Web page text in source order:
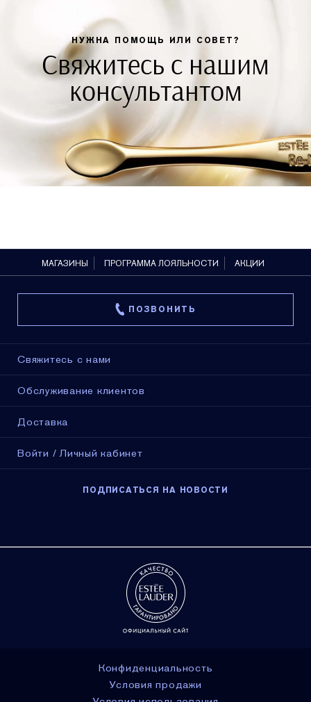
НУЖНА ПОМОЩЬ ИЛИ СОВЕТ?
Свяжитесь с нашим
консультантом
МАГАЗИНЫ ПРОГРАММА ЛОЯЛЬНОСТИ АКЦИИ
ПОЗВОНИТЬ
Свяжитесь с нами
Обслуживание клиентов
Доставка
Войти / Личный кабинет
ПОДПИСАТЬСЯ НА НОВОСТИ
Конфиденциальность
Условия продажи